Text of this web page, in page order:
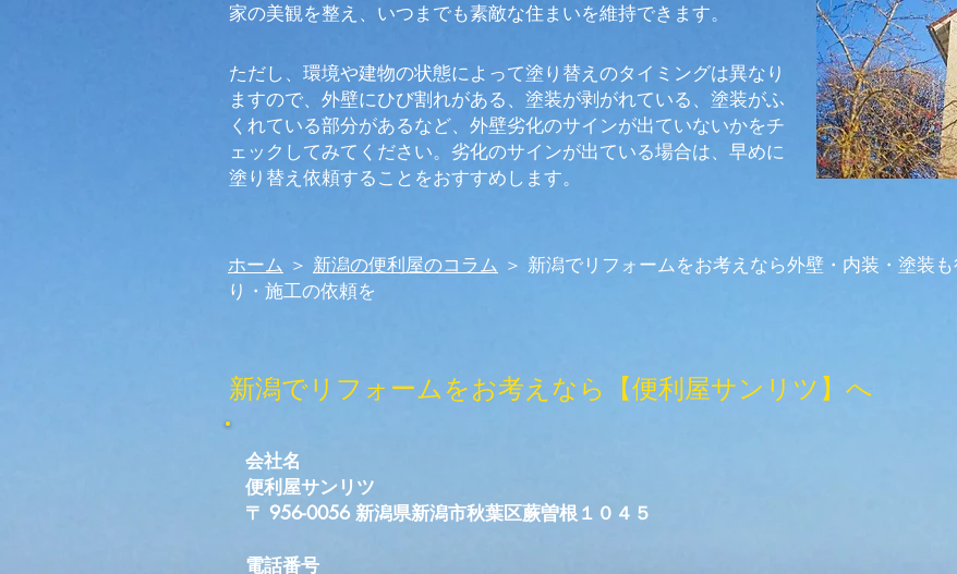
家の美観を整え、いつまでも素敵な住まいを維持できます。
ただし、環境や建物の状態によって塗り替えのタイミングは異なり
ますので、外壁にひび割れがある、塗装が剥がれている、塗装がふ
くれている部分があるなど、外壁劣化のサインが出ていないかをチ
ェックしてみてください。劣化のサインが出ている場合は、早めに
塗り替え依頼することをおすすめします。
ホーム ＞ 新潟の便利屋のコラム ＞ 新潟でリフォームをお考えなら外壁・内装・塗装
り・施工の依頼を
新潟でリフォームをお考えなら【便利屋サンリツ】へ
会社名
便利屋サンリツ
〒 956-0056 新潟県新潟市秋葉区蕨曽根１０４５
電話番号